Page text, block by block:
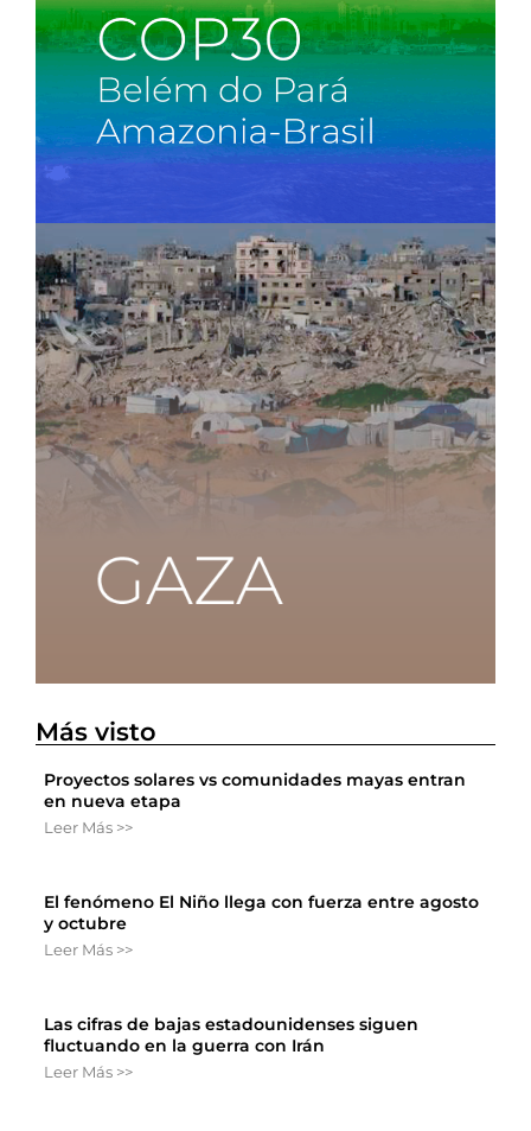
Más visto
Proyectos solares vs comunidades mayas entran
en nueva etapa
Leer Más >>
El fenómeno El Niño llega con fuerza entre agosto
y octubre
Leer Más >>
Las cifras de bajas estadounidenses siguen
fluctuando en la guerra con Irán
Leer Más >>